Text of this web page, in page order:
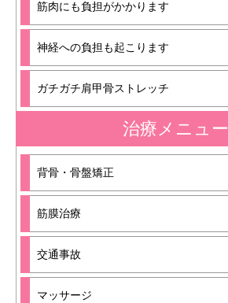
筋肉にも負担がかかります
神経への負担も起こります
ガチガチ肩甲骨ストレッチ
治療メニュー
背骨・骨盤矯正
筋膜治療
交通事故
マッサージ